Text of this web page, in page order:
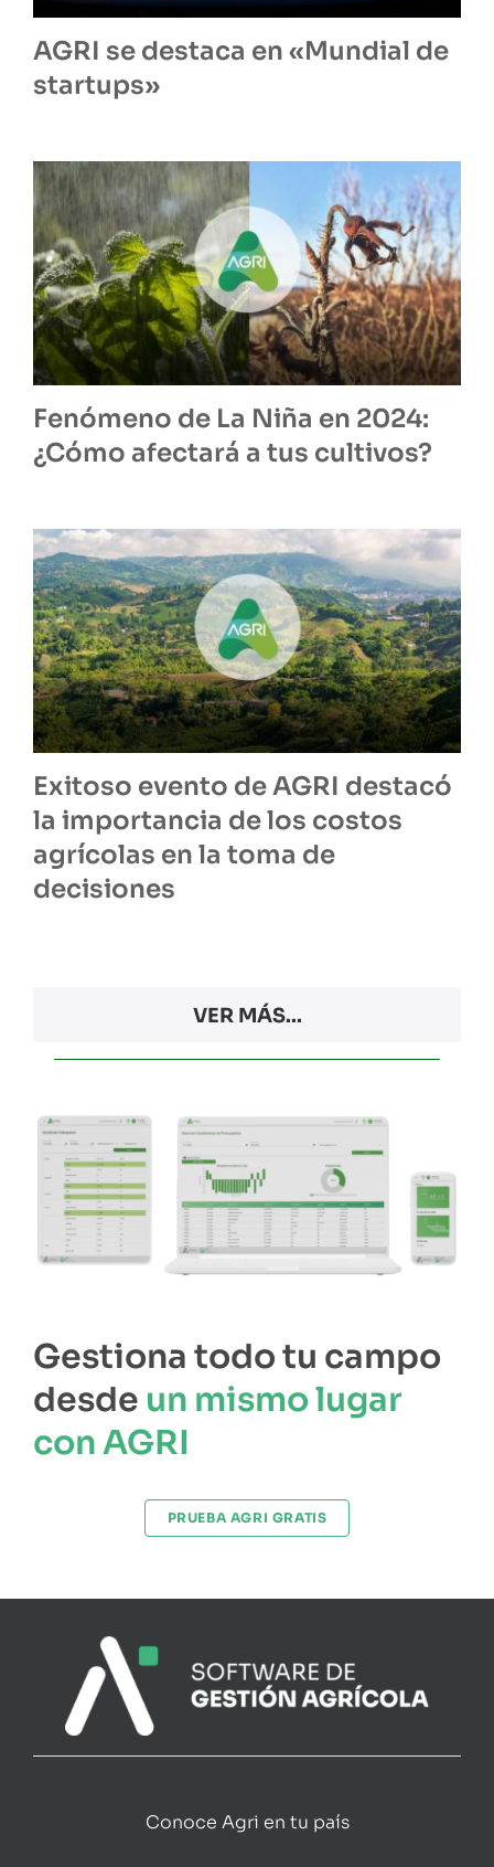
AGRI se destaca en «Mundial de
startups»
Fenómeno de La Niña en 2024:
¿Cómo afectará a tus cultivos?
Exitoso evento de AGRI destacó
la importancia de los costos
agrícolas en la toma de
decisiones
VER MÁS...
Gestiona todo tu campo
desde un mismo lugar
con AGRI
PRUEBA AGRI GRATIS
Conoce Agri en tu país